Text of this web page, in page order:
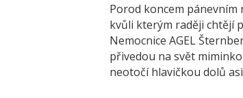
Porod koncem pánevním
kvůli kterým raději chtějí
Nemocnice AGEL
přivedou na svět
neotočí hlavičkou dolů